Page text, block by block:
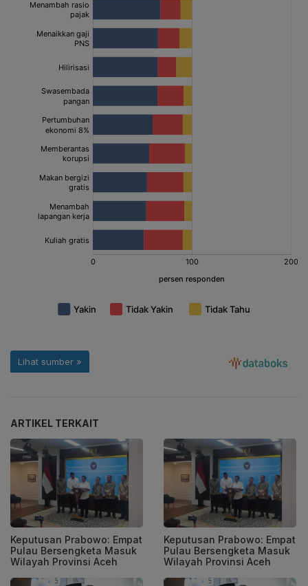
ARTIKEL TERKAIT
Keputusan Prabowo: Empat
Pulau Bersengketa Masuk
Wilayah Provinsi Aceh
Keputusan Prabowo: Empat
Pulau Bersengketa Masuk
Wilayah Provinsi Aceh